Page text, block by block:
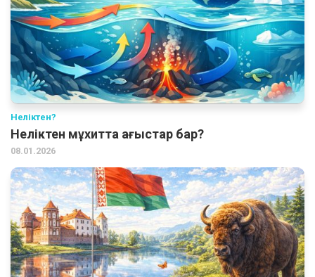
Неліктен?
Неліктен мұхитта ағыстар бар?
08.01.2026